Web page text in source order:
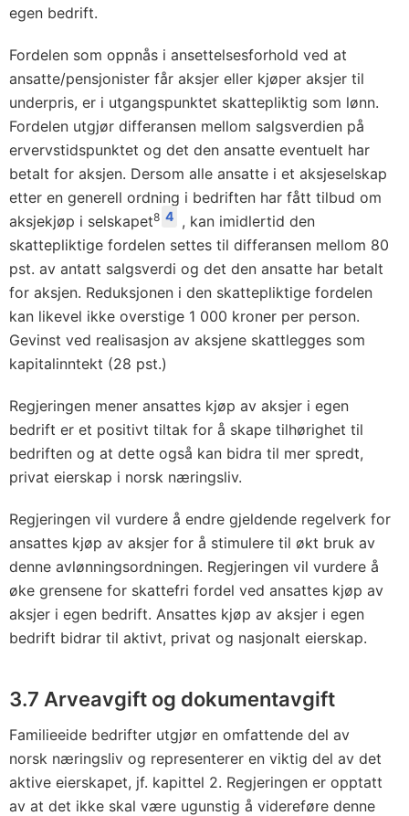
egen bedrift.
Fordelen som oppnås i ansettelsesforhold ved at
ansatte/pensjonister får aksjer eller kjøper aksjer til
underpris, er i utgangspunktet skattepliktig som lønn.
Fordelen utgjør differansen mellom salgsverdien på
ervervstidspunktet og det den ansatte eventuelt har
betalt for aksjen. Dersom alle ansatte i et aksjeselskap
etter en generell ordning i bedriften har fått tilbud om
aksjekjøp i selskapet8 4 , kan imidlertid den
skattepliktige fordelen settes til differansen mellom 80
pst. av antatt salgsverdi og det den ansatte har betalt
for aksjen. Reduksjonen i den skattepliktige fordelen
kan likevel ikke overstige 1 000 kroner per person.
Gevinst ved realisasjon av aksjene skattlegges som
kapitalinntekt (28 pst.)
Regjeringen mener ansattes kjøp av aksjer i egen
bedrift er et positivt tiltak for å skape tilhørighet til
bedriften og at dette også kan bidra til mer spredt,
privat eierskap i norsk næringsliv.
Regjeringen vil vurdere å endre gjeldende regelverk for
ansattes kjøp av aksjer for å stimulere til økt bruk av
denne avlønningsordningen. Regjeringen vil vurdere å
øke grensene for skattefri fordel ved ansattes kjøp av
aksjer i egen bedrift. Ansattes kjøp av aksjer i egen
bedrift bidrar til aktivt, privat og nasjonalt eierskap.
3.7 Arveavgift og dokumentavgift
Familieeide bedrifter utgjør en omfattende del av
norsk næringsliv og representerer en viktig del av det
aktive eierskapet, jf. kapittel 2. Regjeringen er opptatt
av at det ikke skal være ugunstig å videreføre denne